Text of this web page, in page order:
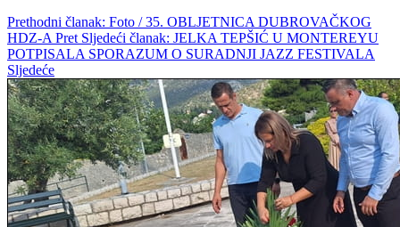
Prethodni članak: Foto / 35. OBLJETNICA DUBROVAČKOG
HDZ-A Pret Sljedeći članak: JELKA TEPŠIĆ U MONTEREYU
POTPISALA SPORAZUM O SURADNJI JAZZ FESTIVALA
Sljedeće